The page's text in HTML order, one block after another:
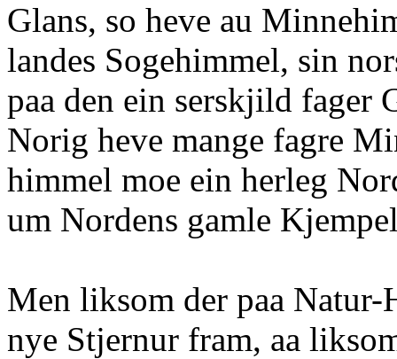
Glans, so heve au
landes Sogehimmel, sin
paa den ein serskjild fager
Norig heve mange fagre
himmel moe ein herleg
um Nordens gamle
Men liksom der paa Natur-
nye Stjernur fram, aa